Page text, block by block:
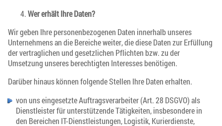
Wer erhält Ihre Daten?
Wir geben Ihre personenbezogenen Daten innerhalb unseres
Unternehmens an die Bereiche weiter, die diese Daten zur Erfüllung
der vertraglichen und gesetzlichen Pflichten bzw. zu der
Umsetzung unseres berechtigten Interesses benötigen.
Darüber hinaus können folgende Stellen Ihre Daten erhalten.
von uns eingesetzte Auftragsverarbeiter (Art. 28 DSGVO) als
Dienstleister für unterstützende Tätigkeiten, insbesondere in
den Bereichen IT-Dienstleistungen, Logistik, Kurierdienste,